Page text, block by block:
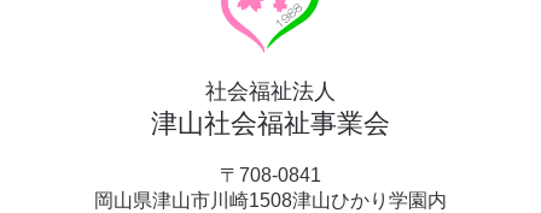
社会福祉法人
津山社会福祉事業会
〒708-0841
岡山県津山市川崎1508津山ひかり学園内